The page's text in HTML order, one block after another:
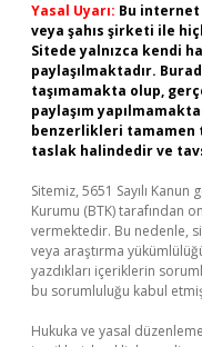
Yasal Uyarı: Bu
veya şahıs şirketi ile
Sitede yalnızca kendi
paylaşılmaktadır.
taşımamakta olup,
paylaşım
benzerlikleri tamamen
taslak halindedir ve
Sitemiz, 5651 Sayılı
Kurumu (BTK) tarafından
vermektedir. Bu nedenle,
veya araştırma
yazdıkları içeriklerin
bu sorumluluğu kabul etmiş
Hukuka ve yasal